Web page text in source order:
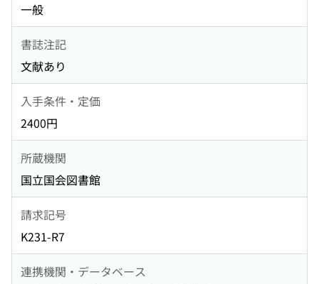
一般
書誌注記
文献あり
入手条件・定価
2400円
所蔵機関
国立国会図書館
請求記号
K231-R7
連携機関・データベース